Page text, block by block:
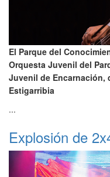
El Parque del
Orquesta Juvenil del
Juvenil de Encarnación,
Estigarribia
...
Explosión de